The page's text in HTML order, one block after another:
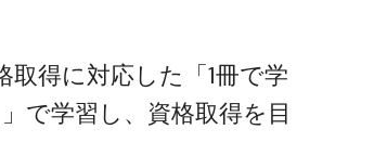
取得に対応した「1冊で学
で学習し、資格取得を目